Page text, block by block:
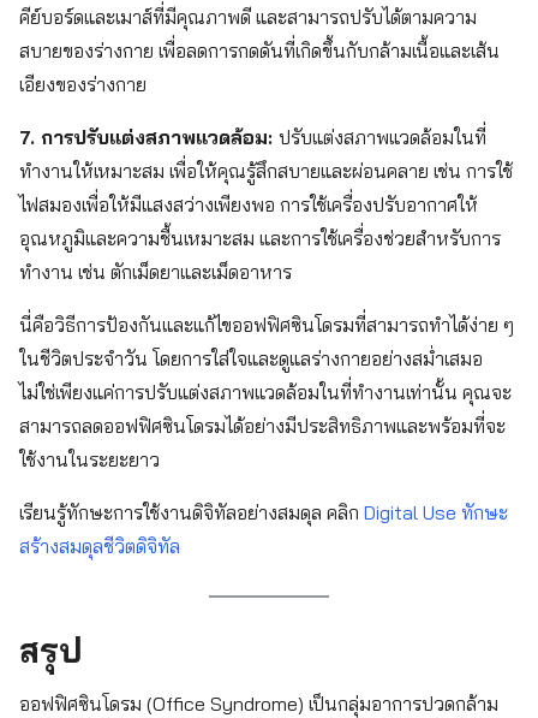
คีย์บอร์ดและเมาส์ที่มีคุณภาพดี และสามารถปรับได้ตามความ
สบายของร่างกาย เพื่อลดการกดดันที่เกิดขึ้นกับกล้ามเนื้อและเส้น
เอียงของร่างกาย
7. การปรับแต่งสภาพแวดล้อม: ปรับแต่งสภาพแวดล้อมในที่
ทำงานให้เหมาะสม เพื่อให้คุณรู้สึกสบายและผ่อนคลาย เช่น การใช้
ไฟสมองเพื่อให้มีแสงสว่างเพียงพอ การใช้เครื่องปรับอากาศให้
อุณหภูมิและความชื้นเหมาะสม และการใช้เครื่องช่วยสำหรับการ
ทำงาน เช่น ตักเม็ดยาและเม็ดอาหาร
นี่คือวิธีการป้องกันและแก้ไขออฟฟิศซินโดรมที่สามารถทำได้ง่าย ๆ
ในชีวิตประจำวัน โดยการใส่ใจและดูแลร่างกายอย่างสม่ำเสมอ
ไม่ใช่เพียงแค่การปรับแต่งสภาพแวดล้อมในที่ทำงานเท่านั้น คุณจะ
สามารถลดออฟฟิศซินโดรมได้อย่างมีประสิทธิภาพและพร้อมที่จะ
ใช้งานในระยะยาว
เรียนรู้ทักษะการใช้งานดิจิทัลอย่างสมดุล คลิก Digital Use ทักษะ
สร้างสมดุลชีวิตดิจิทัล
สรุป
ออฟฟิศซินโดรม (Office Syndrome) เป็นกลุ่มอาการปวดกล้าม